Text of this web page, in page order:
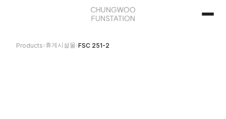
Products›휴게시설물›FSC 251-2